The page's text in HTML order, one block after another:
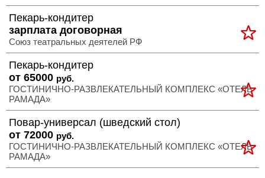
Пекарь-кондитер
зарплата договорная
Союз театральных деятелей РФ
Пекарь-кондитер
от 65000 руб.
ГОСТИНИЧНО-РАЗВЛЕКАТЕЛЬНЫЙ КОМПЛЕКС «ОТЕЛЬ
РАМАДА»
Повар-универсал (шведский стол)
от 72000 руб.
ГОСТИНИЧНО-РАЗВЛЕКАТЕЛЬНЫЙ КОМПЛЕКС «ОТЕЛЬ
РАМАДА»